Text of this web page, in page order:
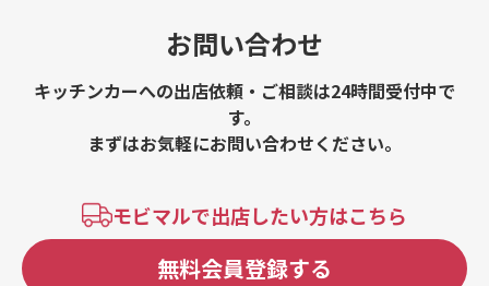
お問い合わせ
キッチンカーへの出店依頼・ご相談は24時間受付中で
す。
まずはお気軽にお問い合わせください。
モビマルで出店したい方はこちら
無料会員登録する